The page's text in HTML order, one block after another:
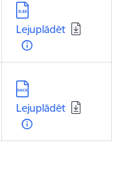
Lejupielādēt:
Lejuplādēt
Lejupielādēt:
Lejuplādēt